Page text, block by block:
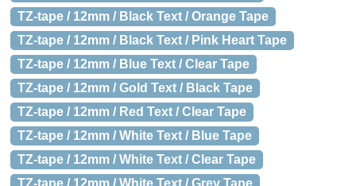
TZ-tape / 12mm / Black Text / Orange Tape
TZ-tape / 12mm / Black Text / Pink Heart Tape
TZ-tape / 12mm / Blue Text / Clear Tape
TZ-tape / 12mm / Gold Text / Black Tape
TZ-tape / 12mm / Red Text / Clear Tape
TZ-tape / 12mm / White Text / Blue Tape
TZ-tape / 12mm / White Text / Clear Tape
TZ-tape / 12mm / White Text / Grey Tape